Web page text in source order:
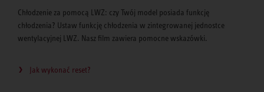
Chłodzenie za pomocą LWZ: czy Twój model posiada funkcję
chłodzenia? Ustaw funkcję chłodzenia w zintegrowanej jednostce
wentylacyjnej LWZ. Nasz film zawiera pomocne wskazówki.
Jak wykonać reset?